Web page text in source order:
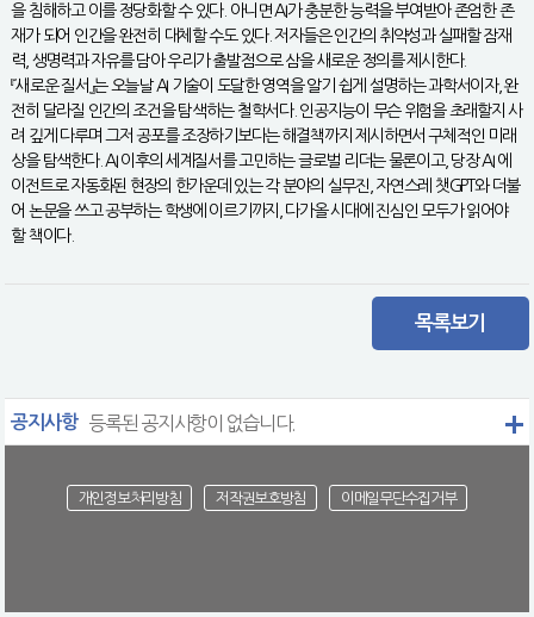
을 침해하고 이를 정당화할 수 있다. 아니면 AI가 충분한 능력을 부여받아 존엄한 존
재가 되어 인간을 완전히 대체할 수도 있다. 저자들은 인간의 취약성과 실패할 잠재
력, 생명력과 자유를 담아 우리가 출발점으로 삼을 새로운 정의를 제시한다.
『새로운 질서』는 오늘날 AI 기술이 도달한 영역을 알기 쉽게 설명하는 과학서이자, 완
전히 달라질 인간의 조건을 탐색하는 철학서다. 인공지능이 무슨 위험을 초래할지 사
려 깊게 다루며 그저 공포를 조장하기보다는 해결책까지 제시하면서 구체적인 미래
상을 탐색한다. AI 이후의 세계질서를 고민하는 글로벌 리더는 물론이고, 당장 AI 에
이전트로 자동화된 현장의 한가운데 있는 각 분야의 실무진, 자연스레 챗GPT와 더불
어 논문을 쓰고 공부하는 학생에 이르기까지, 다가올 시대에 진심인 모두가 읽어야
할 책이다.
목록보기
공지사항 등록된 공지사항이 없습니다.
개인정보처리방침 저작권보호방침 이메일무단수집거부